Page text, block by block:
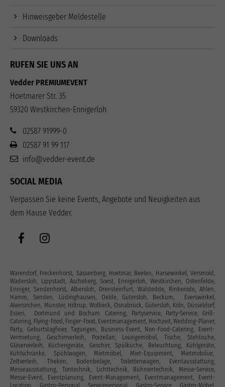
Hinweisgeber Meldestelle
Downloads
RUFEN SIE UNS AN
Vedder PREMIUMEVENT
Hoetmarer Str. 35
59320 Westkirchen-Ennigerloh
02587 91999-0
02587 91 99 117
info@vedder-event.de
SOCIAL MEDIA
Verpassen Sie keine Events, Angebote und Neuigkeiten aus
dem Hause Vedder.
Warendorf, Freckenhorst, Sassenberg, Hoetmar, Beelen, Harsewinkel, Versmold,
Wadersloh, Lippstadt, Ascheberg, Soest, Ennigerloh, Westkirchen, Ostenfelde,
Enniger, Sendenhorst, Albersloh, Drensteinfurt, Walstedde, Rinkerode, Ahlen,
Hamm, Senden, Lüdinghausen, Oelde, Gütersloh, Beckum, Everswinkel,
Alversirchen, Münster, Hiltrup, Wolbeck, Osnabrück, Gütersloh, Köln, Düsseldorf,
Essen, Dortmund und Bochum. Catering, Partyservice, Party-Service, Grill-
Catering, Flying-Food, Finger-Food, Eventmanagement, Hochzeit, Wedding-Planer,
Party, Geburtstagfeier, Tagungen, Business-Event, Non-Food-Catering, Event-
Vermietung, Geschirrverleih, Porzellan, Loungemöbel, Tische, Stehtische,
Gläserverleih, Küchengeräte, Geschirr, Spülküche, Beleuchtung, Kühlgeräte,
Kühlschränke, Spühlwagen, Mietmöbel, Miet-Equipment, Mietmobiliar,
Zeltverleih, Theken, Bodenbeläge, Toilettenwagen, Eventausstattung‎,
Messeausstattung, Tontechnik, Lichttechnik, Bühnentechnik, Messe-Service,
Messe-Event, Eventplanung, Event-Management, Eventmanagement, Event-
Location, Gastro-Personal, Servicepersonal, Gastro-Service, Gastro-Möbel,